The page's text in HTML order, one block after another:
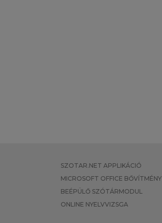
SZOTAR.NET APPLIKÁCIÓ
MICROSOFT OFFICE BŐVÍTMÉNY
BEÉPÜLŐ SZÓTÁRMODUL
ONLINE NYELVVIZSGA